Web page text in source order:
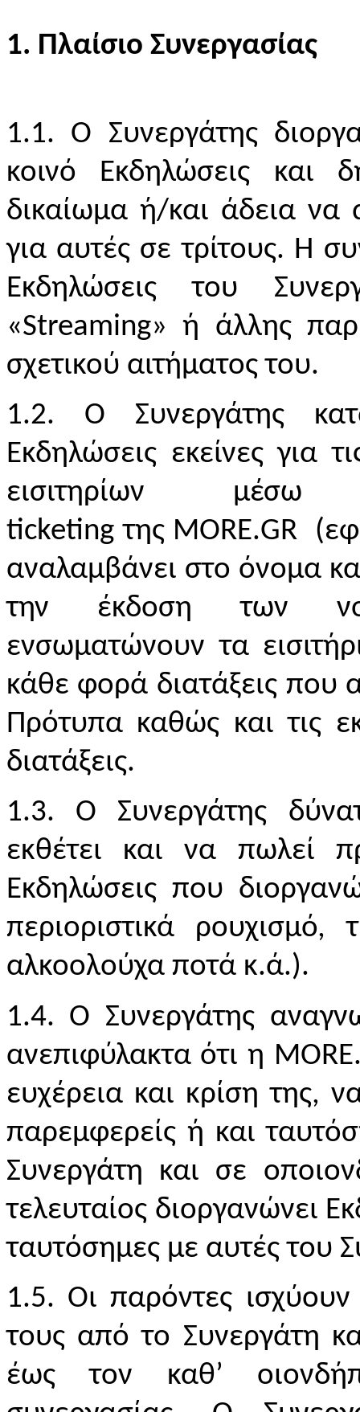
1. Πλαίσιο Συνεργασίας
1.1. Ο Συνεργάτης
κοινό Εκδηλώσεις και
δικαίωμα ή/και άδεια να
για αυτές σε τρίτους. H
Εκδηλώσεις του
«Streaming» ή άλλης
σχετικού αιτήματος του.
1.2. Ο Συνεργάτης
Εκδηλώσεις εκείνες για
εισιτηρίων
ticketingτης MORE.GR
αναλαμβάνει στο όνομα
την έκδοση των
ενσωματώνουν τα
κάθε φορά διατάξεις που
Πρότυπα καθώς και τις
διατάξεις.
1.3. Ο Συνεργάτης
εκθέτει και να πωλεί
Εκδηλώσεις που
περιοριστικά
αλκοολούχα ποτά κ.ά.).
1.4. O Συνεργάτης
ανεπιφύλακτα ότι η MORE
ευχέρεια και κρίση της,
παρεμφερείς ή και
Συνεργάτη και σε
τελευταίος διοργανώνει
ταυτόσημες με αυτές του
1.5. Οι παρόντες
τους από το Συνεργάτη
έως τον καθ’